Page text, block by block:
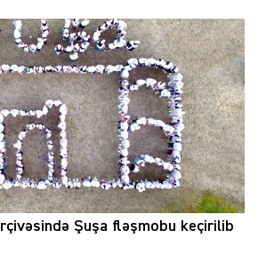
Şuşa fləşmobu keçirilib